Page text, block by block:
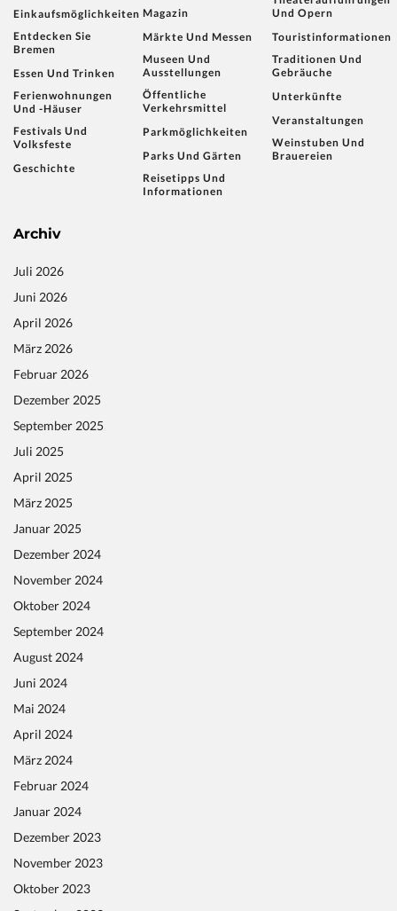
Einkaufsmöglichkeiten
Entdecken Sie
Bremen
Essen Und Trinken
Ferienwohnungen
Und -häuser
Festivals Und
Volksfeste
Geschichte
Magazin
Märkte Und Messen
Museen Und
Ausstellungen
Öffentliche
Verkehrsmittel
Parkmöglichkeiten
Parks Und Gärten
Reisetipps Und
Informationen
Und Opern
Touristinformationen
Traditionen Und
Gebräuche
Unterkünfte
Veranstaltungen
Weinstuben Und
Brauereien
Archiv
Juli 2026
Juni 2026
April 2026
März 2026
Februar 2026
Dezember 2025
September 2025
Juli 2025
April 2025
März 2025
Januar 2025
Dezember 2024
November 2024
Oktober 2024
September 2024
August 2024
Juni 2024
Mai 2024
April 2024
März 2024
Februar 2024
Januar 2024
Dezember 2023
November 2023
Oktober 2023